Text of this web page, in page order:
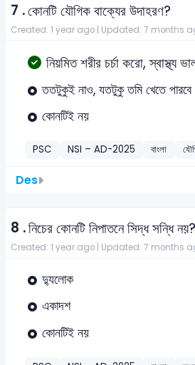
7 .কোনটি যৌগিক বাক্যের উদাহরণ?
Created: 1 year ago | Updated: 7 months
নিয়মিত শরীর চর্চা করো, স্বাস্থ্য
ততটুকুই নাও, যতটুকু তমি খেতে পারবে
কোনটিই নয়
PSC NSI – AD-2025 বাংলা
Des
8 .নিচের কোনটি নিপাতনে সিদ্ধ সন্ধি নয়?
Created: 1 year ago | Updated: 7 months
দ্যুলোক
একাদশ
কোনটিই নয়